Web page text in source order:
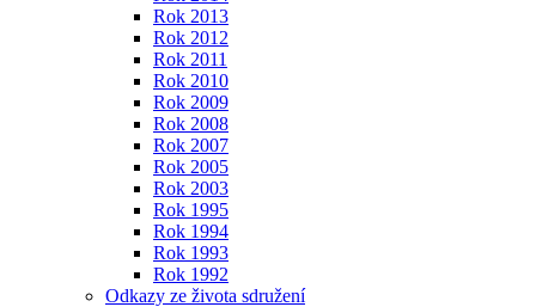
Rok 2013
Rok 2012
Rok 2011
Rok 2010
Rok 2009
Rok 2008
Rok 2007
Rok 2005
Rok 2003
Rok 1995
Rok 1994
Rok 1993
Rok 1992
Odkazy ze života sdružení